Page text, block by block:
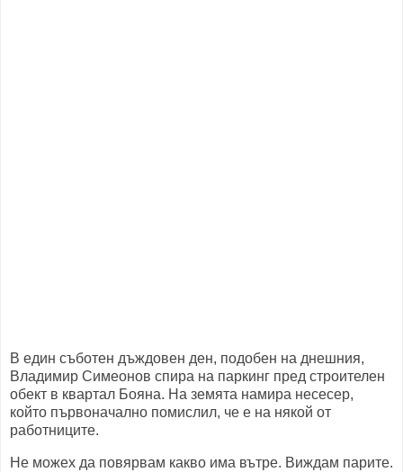
В един съботен дъждовен ден, подобен на днешния,
Владимир Симеонов спира на паркинг пред строителен
обект в квартал Бояна. На земята намира несесер,
който първоначално помислил, че е на някой от
работниците.
Не можех да повярвам какво има вътре. Виждам парите.